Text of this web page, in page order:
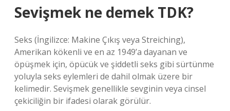
Sevişmek ne demek TDK?
Seks (İngilizce: Makine Çıkış veya Streiching),
Amerikan kökenli ve en az 1949’a dayanan ve
öpüşmek için, öpücük ve şiddetli seks gibi sürtünme
yoluyla seks eylemleri de dahil olmak üzere bir
kelimedir. Sevişmek genellikle sevginin veya cinsel
çekiciliğin bir ifadesi olarak görülür.